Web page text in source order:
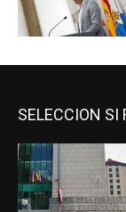
SELECCION SI